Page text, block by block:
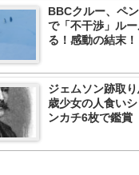
BBCクルー、ペ
で「不干渉」ル
る！感動の結末！
ジェムソン跡取
歳少女の人食い
ンカチ6枚で鑑賞